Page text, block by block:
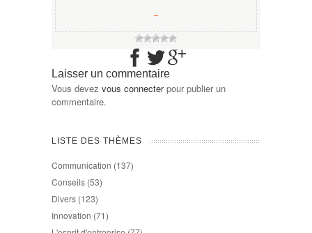
−
Laisser un commentaire
Vous devez vous connecterpour publier un
commentaire.
LISTE DES THÈMES
Communication (137)
Conseils (53)
Divers (123)
Innovation (71)